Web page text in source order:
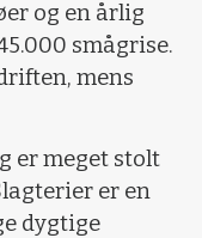
og en årlig
smågrise.
mens
er meget stolt
er en
dygtige